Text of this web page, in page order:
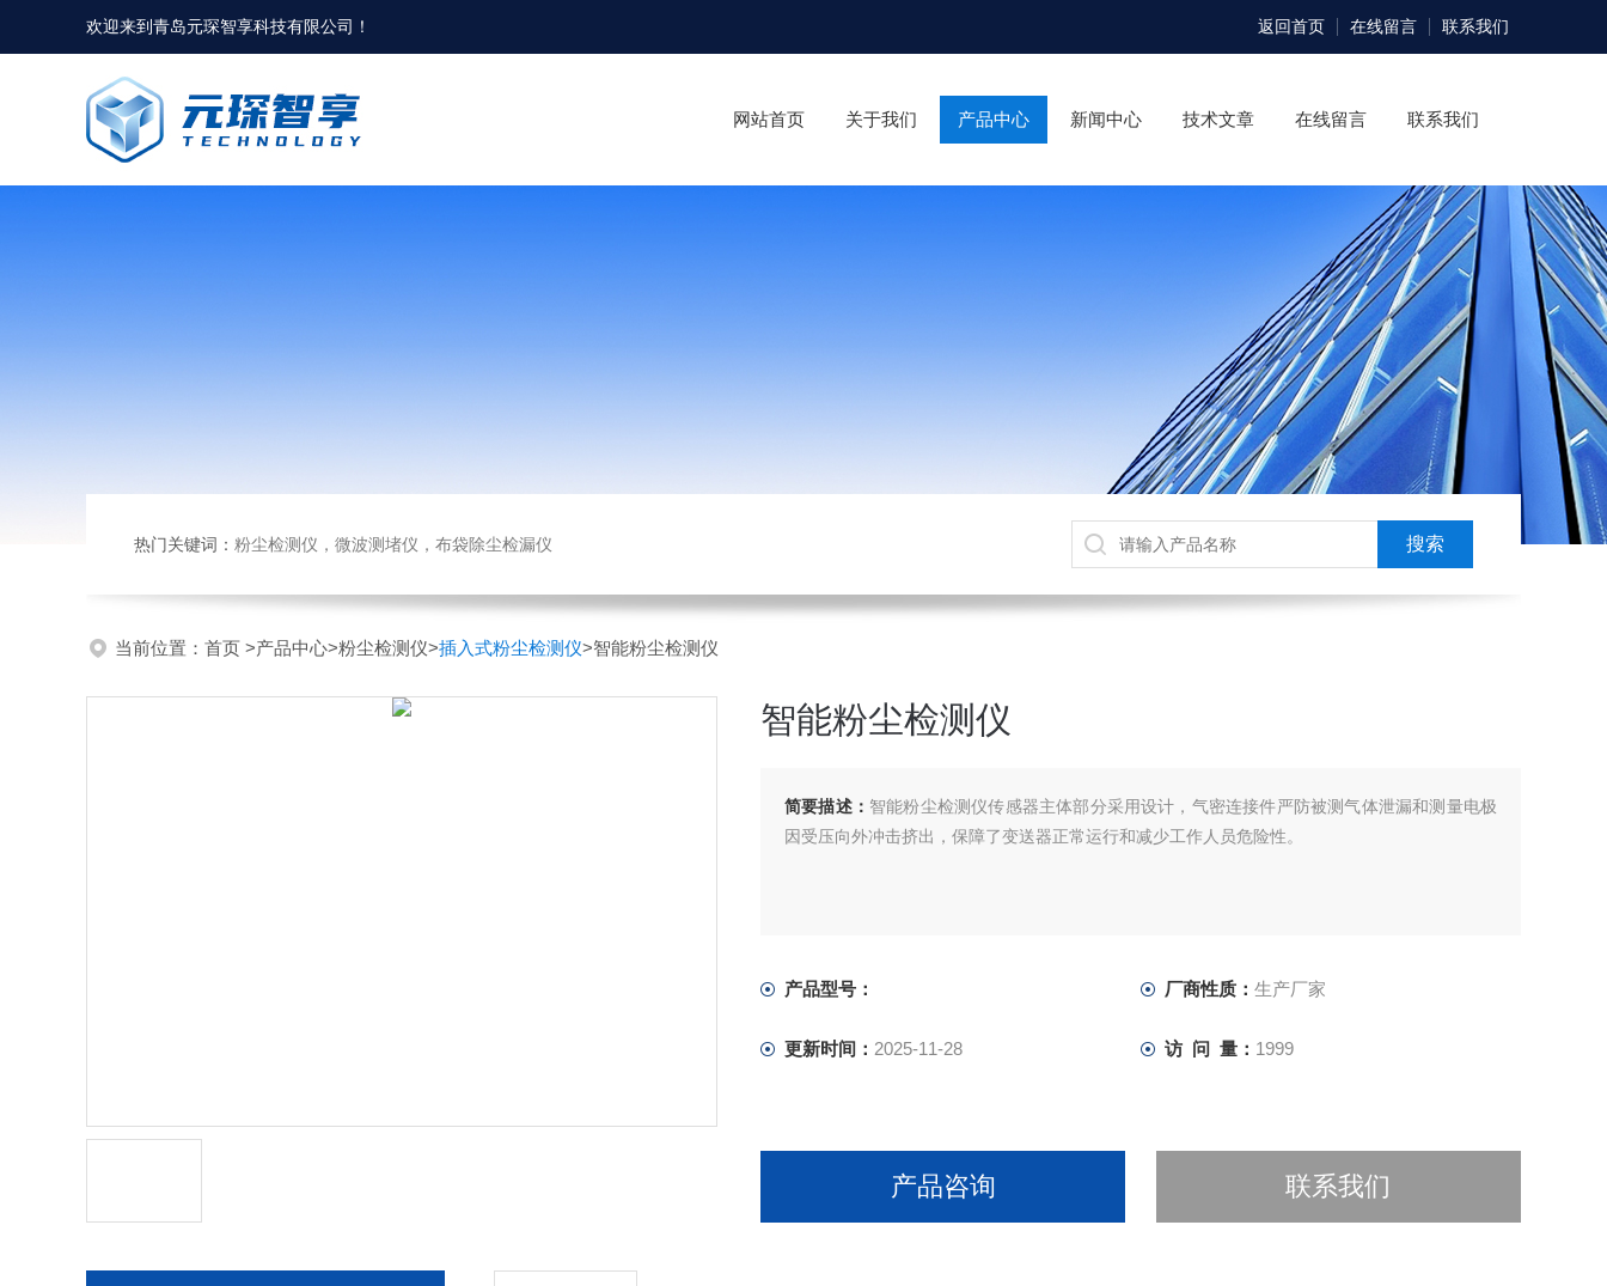
欢迎来到青岛元琛智享科技有限公司 ！ 返回首页 在线留言 联系我们
网站首页 关于我们 产品中心 新闻中心 技术文章 在线留言 联系我们
热门关键词： 粉尘检测仪，微波测堵仪，布袋除尘检漏仪
当前位置： 首页 >产品中心>粉尘检测仪>插入式粉尘检测仪>智能粉尘检测仪
智能粉尘检测仪
简要描述： 智能粉尘检测仪传感器主体部分采用设计，气密连接件严防被测气体泄漏和测量电极
因受压向外冲击挤出，保障了变送器正常运行和减少工作人员危险性。
产品型号： 厂商性质： 生产厂家
更新时间： 2025-11-28 访 问 量： 1999
产品咨询 联系我们